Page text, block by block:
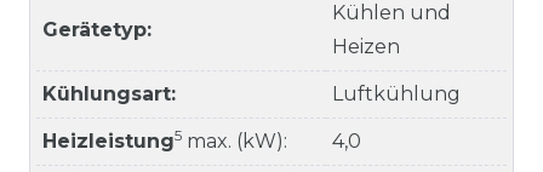
Gerätetyp:
Kühlen und
Heizen
Kühlungsart: Luftkühlung
Heizleistung5 max. (kW): 4,0